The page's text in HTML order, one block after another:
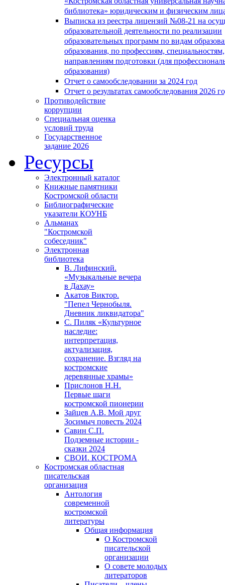
библиотека» юридическим и физическим
Выписка из реестра лицензий №08-21 на
образовательной деятельности по реализации
образовательных программ по видам
образования, по профессиям, специальностям,
направлениям подготовки (для
образования)
Отчет о самообследовании за 2024 год
Отчет о результатах самообследования 2026
Противодействие
коррупции
Специальная оценка
условий труда
Государственное
задание 2026
Ресурсы
Электронный каталог
Книжные памятники
Костромской области
Библиографические
указатели КОУНБ
Альманах
"Костромской
собеседник"
Электронная
библиотека
В. Лифинский.
«Музыкальные вечера
в Дахау»
Акатов Виктор.
"Пепел Чернобыля.
Дневник ликвидатора"
С. Пиляк «Культурное
наследие:
интерпретация,
актуализация,
сохранение. Взгляд на
костромские
деревянные храмы»
Прислонов Н.Н.
Первые шаги
костромской пионерии
Зайцев А.В. Мой друг
Зосимыч повесть 2024
Савин С.П.
Подземные истории -
сказки 2024
СВОИ. КОСТРОМА
Костромская областная
писательская
организация
Антология
современной
костромской
литературы
Общая информация
О Костромской
писательской
организации
О совете молодых
литераторов